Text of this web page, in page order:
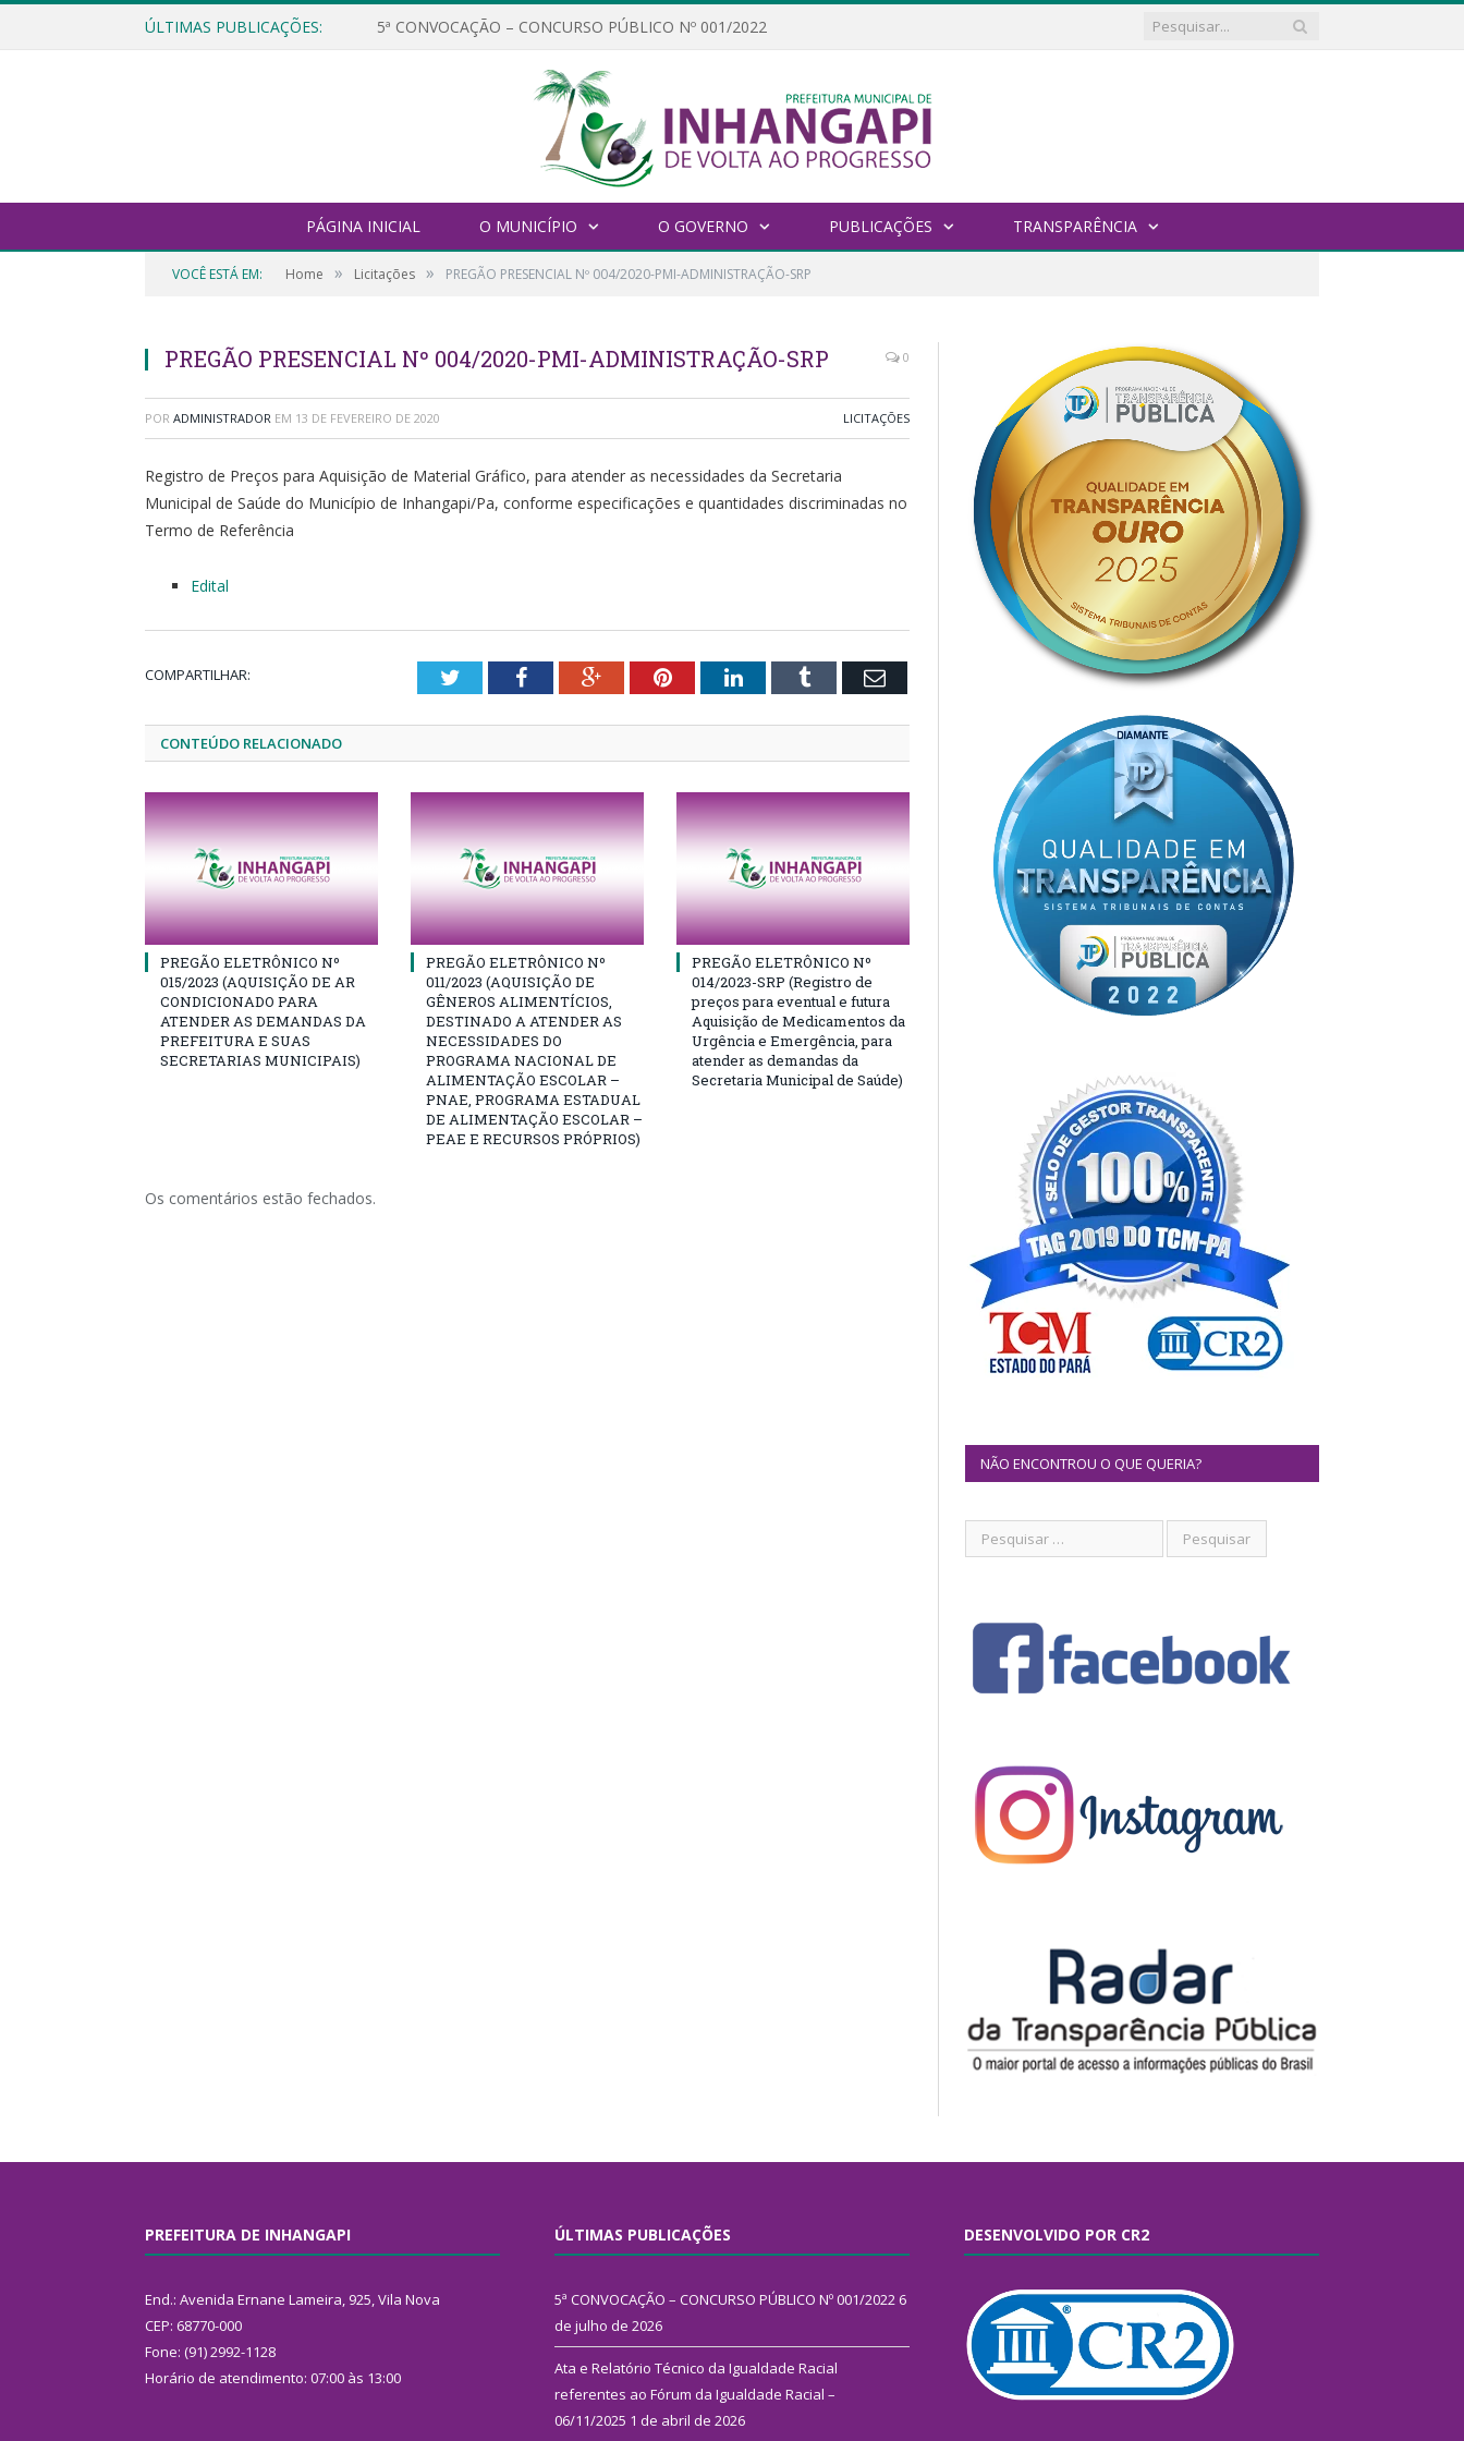
ÚLTIMAS PUBLICAÇÕES: 5ª CONVOCAÇÃO – CONCURSO PÚBLICO Nº 001/2022
PÁGINA INICIAL O MUNICÍPIO O GOVERNO PUBLICAÇÕES TRANSPARÊNCIA
VOCÊ ESTÁ EM: Home » Licitações » PREGÃO PRESENCIAL Nº 004/2020-PMI-ADMINISTRAÇÃO-SRP
PREGÃO PRESENCIAL Nº 004/2020-PMI-ADMINISTRAÇÃO-SRP 0
POR ADMINISTRADOR EM 13 DE FEVEREIRO DE 2020 LICITAÇÕES
Registro de Preços para Aquisição de Material Gráfico, para atender as necessidades da Secretaria
Municipal de Saúde do Município de Inhangapi/Pa, conforme especificações e quantidades discriminadas no
Termo de Referência
Edital
COMPARTILHAR: TwitterFacebookGoogle+PinterestLinkedInTumblr Email
CONTEÚDO RELACIONADO
PREGÃO ELETRÔNICO Nº
015/2023 (AQUISIÇÃO DE AR
CONDICIONADO PARA
ATENDER AS DEMANDAS DA
PREFEITURA E SUAS
SECRETARIAS MUNICIPAIS)
PREGÃO ELETRÔNICO Nº
011/2023 (AQUISIÇÃO DE
GÊNEROS ALIMENTÍCIOS,
DESTINADO A ATENDER AS
NECESSIDADES DO
PROGRAMA NACIONAL DE
ALIMENTAÇÃO ESCOLAR –
PNAE, PROGRAMA ESTADUAL
DE ALIMENTAÇÃO ESCOLAR –
PEAE E RECURSOS PRÓPRIOS)
PREGÃO ELETRÔNICO Nº
014/2023-SRP (Registro de
preços para eventual e futura
Aquisição de Medicamentos da
Urgência e Emergência, para
atender as demandas da
Secretaria Municipal de Saúde)
Os comentários estão fechados.
NÃO ENCONTROU O QUE QUERIA?
PREFEITURA DE INHANGAPI
End.: Avenida Ernane Lameira, 925, Vila Nova
CEP: 68770-000
Fone: (91) 2992-1128
Horário de atendimento: 07:00 às 13:00
ÚLTIMAS PUBLICAÇÕES
5ª CONVOCAÇÃO – CONCURSO PÚBLICO Nº 001/2022 6
de julho de 2026
Ata e Relatório Técnico da Igualdade Racial
referentes ao Fórum da Igualdade Racial –
06/11/2025 1 de abril de 2026
DESENVOLVIDO POR CR2